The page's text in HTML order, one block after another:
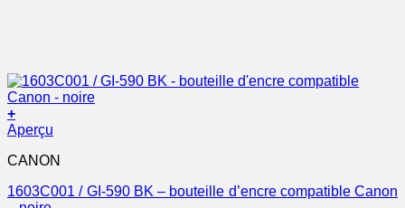
+
Aperçu
CANON
1603C001 / GI-590 BK – bouteille d’encre compatible Canon